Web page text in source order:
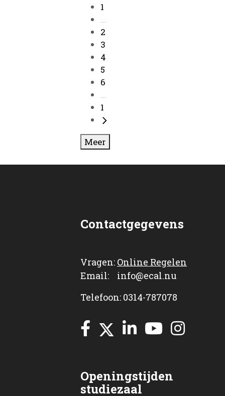
1
...
2
3
4
5
6
...
1
Meer
Contactgegevens
Vragen: Online Regelen
Email: info@ecal.nu
Telefoon: 0314-787078
Openingstijden
studiezaal